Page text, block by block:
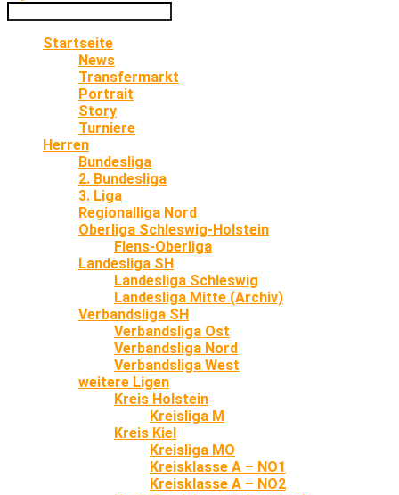
Startseite
News
Transfermarkt
Portrait
Story
Turniere
Herren
Bundesliga
2. Bundesliga
3. Liga
Regionalliga Nord
Oberliga Schleswig-Holstein
Flens-Oberliga
Landesliga SH
Landesliga Schleswig
Landesliga Mitte (Archiv)
Verbandsliga SH
Verbandsliga Ost
Verbandsliga Nord
Verbandsliga West
weitere Ligen
Kreis Holstein
Kreisliga M
Kreis Kiel
Kreisliga MO
Kreisklasse A – NO1
Kreisklasse A – NO2